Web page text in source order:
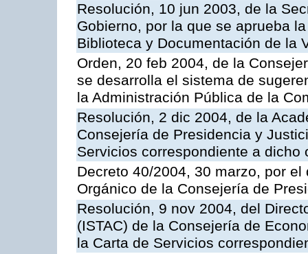
Resolución, 10 jun 2003, de la
Gobierno, por la que se aprueba
Biblioteca y Documentación de la
Orden, 20 feb 2004, de la
se desarrolla el sistema de
la Administración Pública de la
Resolución, 2 dic 2004, de la
Consejería de Presidencia y
Servicios correspondiente a dicho
Decreto 40/2004, 30 marzo, por
Orgánico de la Consejería de
Resolución, 9 nov 2004, del
(ISTAC) de la Consejería de
la Carta de Servicios